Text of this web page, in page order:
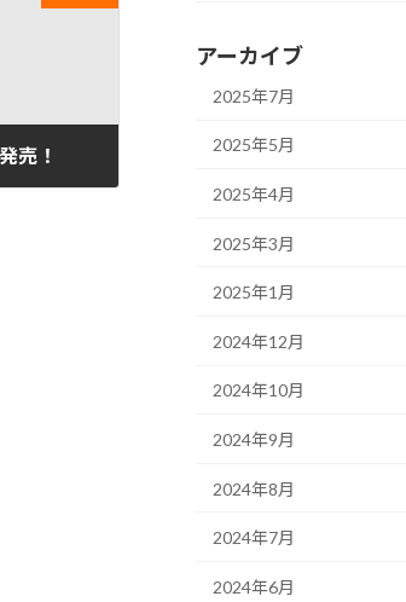
売！
アーカイブ
2025年7月
2025年5月
2025年4月
2025年3月
2025年1月
2024年12月
2024年10月
2024年9月
2024年8月
2024年7月
2024年6月